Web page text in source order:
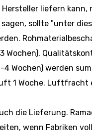
liefern kann,
sollte "unter
Wochen),
4 Wochen) werden
1 Woche. Luftfracht
die Lieferung.
wenn Fabriken